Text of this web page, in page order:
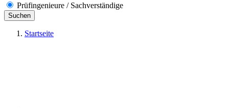
Prüfingenieure / Sachverständige
Suchen
Startseite